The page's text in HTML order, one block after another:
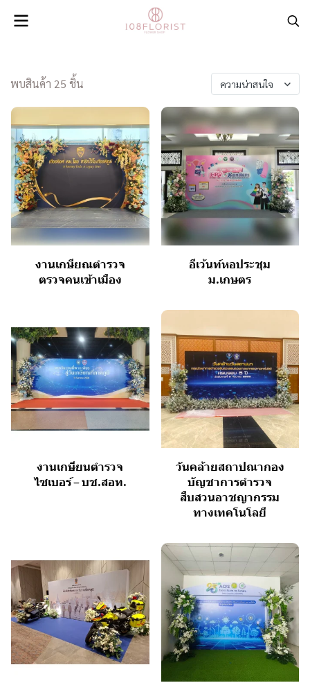
พบสินค้า 25 ชิ้น ความน่าสนใจ
งานเกษียณตำรวจ
ตรวจคนเข้าเมือง
อีเว้นท์หอประชุม
ม.เกษตร
งานเกษียนตำรวจ
ไซเบอร์ – บช.สอท.
วันคล้ายสถาปณากอง
บัญชาการตำรวจ
สืบสวนอาชญากรรม
ทางเทคโนโลยี